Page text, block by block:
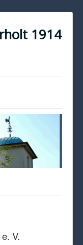
1914
V.